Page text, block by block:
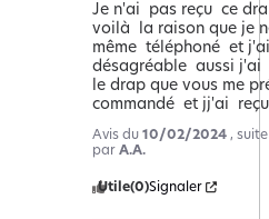
Je n'ai  pas reçu  ce
voilà  la raison que je
même  téléphoné  et
désagréable  aussi j'ai
le drap que vous me
commandé  et jj'ai
Avis du 10/02/2024 ,
par A.A.
Utile(0)Signaler